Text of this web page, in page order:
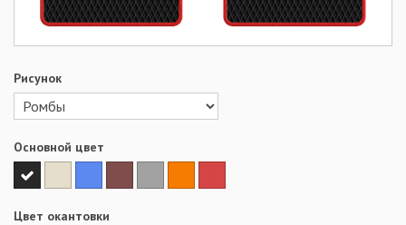
Рисунок
Основной цвет
Цвет окантовки